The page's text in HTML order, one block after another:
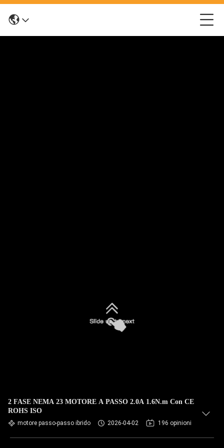
2 FASE NEMA 23 MOTORE A PASSO 2.0A 1.6N.m Con CE
ROHS ISO
motore passo-passo ibrido 2026-04-02 196 opinioni